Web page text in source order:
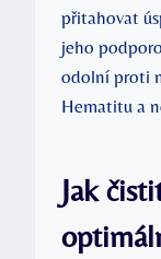
přitahovat
jeho
odolní proti
Hematitu a
Jak